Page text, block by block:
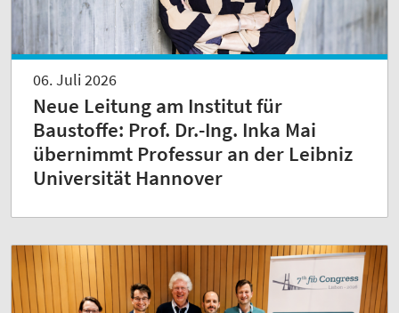
06. Juli 2026
Neue Leitung am Institut für
Baustoffe: Prof. Dr.-Ing. Inka Mai
übernimmt Professur an der Leibniz
Universität Hannover